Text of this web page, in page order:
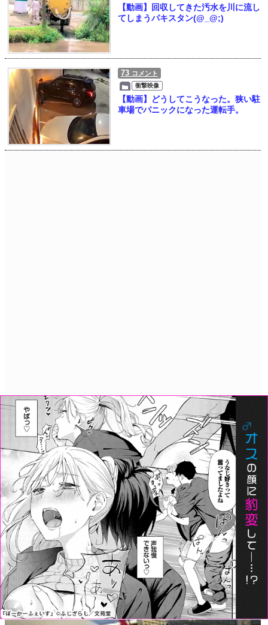
【動画】回収してきた汚水を川に流し
てしまうパキスタン(@_@;)
73 コメント
衝撃映像
【動画】どうしてこうなった。狭い駐
車場でパニックになった運転手。